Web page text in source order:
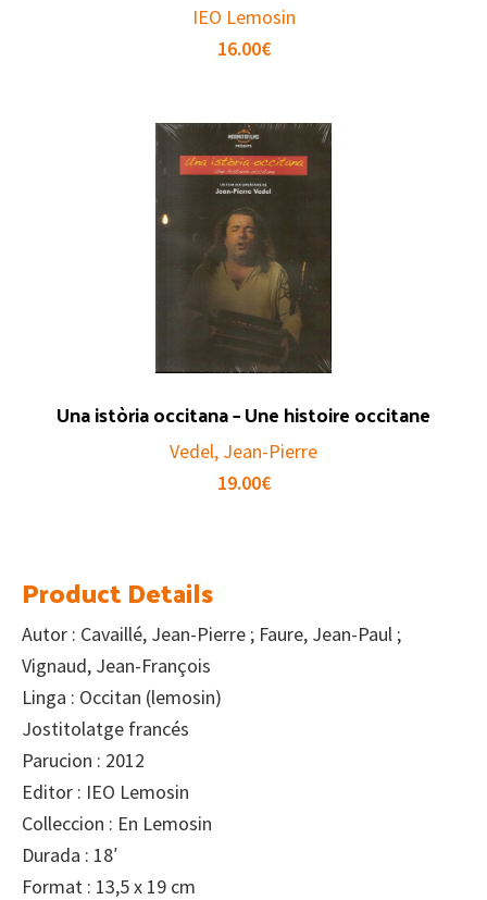
IEO Lemosin
16.00€
Una istòria occitana – Une histoire occitane
Vedel, Jean-Pierre
19.00€
Product Details
Autor : Cavaillé, Jean-Pierre ; Faure, Jean-Paul ;
Vignaud, Jean-François
Linga : Occitan (lemosin)
Jostitolatge francés
Parucion : 2012
Editor : IEO Lemosin
Colleccion : En Lemosin
Durada : 18′
Format : 13,5 x 19 cm